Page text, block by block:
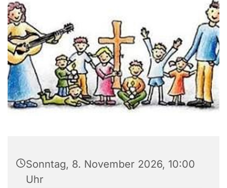
Sonntag, 8. November 2026, 10:00
Uhr